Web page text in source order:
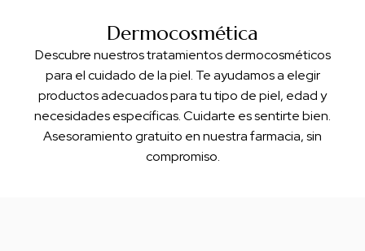
Dermocosmética
Descubre nuestros tratamientos dermocosméticos
para el cuidado de la piel. Te ayudamos a elegir
productos adecuados para tu tipo de piel, edad y
necesidades específicas. Cuidarte es sentirte bien.
Asesoramiento gratuito en nuestra farmacia, sin
compromiso.